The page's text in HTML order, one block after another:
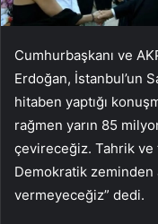
Cumhurbaşkanı ve
Erdoğan, İstanbul’un
hitaben yaptığı
rağmen yarın 85
çevireceğiz. Tahrik
Demokratik zeminden
vermeyeceğiz” dedi.